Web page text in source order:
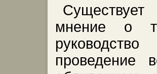
мнение о
проведение